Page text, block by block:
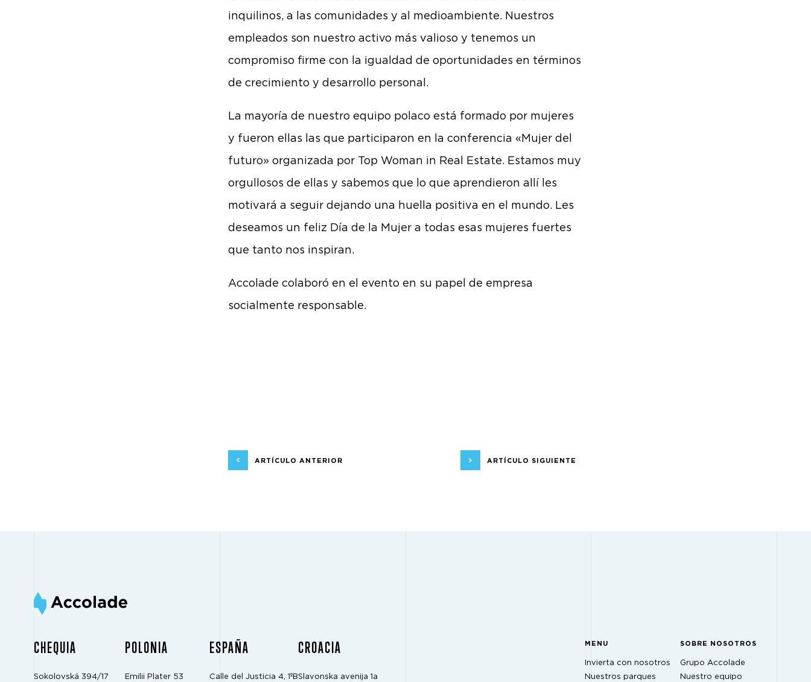
inquilinos, a las comunidades y al medioambiente. Nuestros
empleados son nuestro activo más valioso y tenemos un
compromiso firme con la igualdad de oportunidades en términos
de crecimiento y desarrollo personal.
La mayoría de nuestro equipo polaco está formado por mujeres
y fueron ellas las que participaron en la conferencia «Mujer del
futuro» organizada por Top Woman in Real Estate. Estamos muy
orgullosos de ellas y sabemos que lo que aprendieron allí les
motivará a seguir dejando una huella positiva en el mundo. Les
deseamos un feliz Día de la Mujer a todas esas mujeres fuertes
que tanto nos inspiran.
Accolade colaboró en el evento en su papel de empresa
socialmente responsable.
ARTÍCULO ANTERIOR ARTÍCULO SIGUIENTE
CHEQUIA
Sokolovská 394/17
POLONIA
Emilii Plater 53
ESPAÑA
Calle del Justicia 4, 1ºB
CROACIA
Slavonska avenija 1a
MENU
Invierta con nosotros
Nuestros parques
SOBRE NOSOTROS
Grupo Accolade
Nuestro equipo